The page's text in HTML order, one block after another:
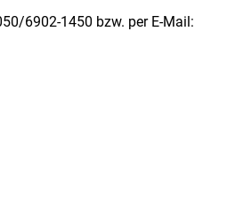
6902-1450 bzw. per E-Mail: